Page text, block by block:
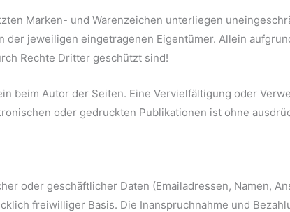
Marken- und Warenzeichen unterliegen
jeweiligen eingetragenen Eigentümer. Allein
Rechte Dritter geschützt sind!
beim Autor der Seiten. Eine Vervielfältigung oder
oder gedruckten Publikationen ist ohne
oder geschäftlicher Daten (Emailadressen, Namen,
freiwilliger Basis. Die Inanspruchnahme und